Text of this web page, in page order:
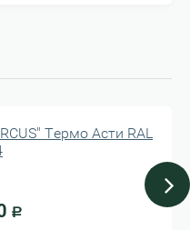
Термо Асти RAL
Р